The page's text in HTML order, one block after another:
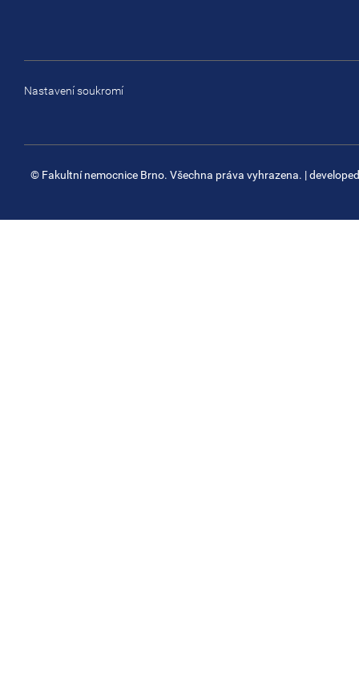
Nastavení soukromí
© Fakultní nemocnice Brno. Všechna práva vyhrazena. |